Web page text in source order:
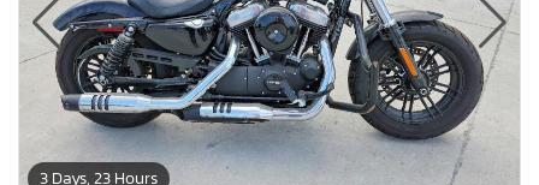
3 Days, 23 Hours